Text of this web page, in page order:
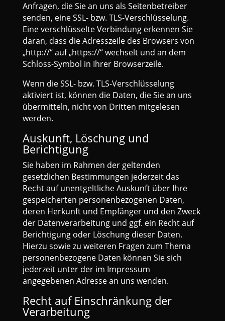
Anfragen, die Sie an uns als Seitenbetreiber
senden, eine SSL- bzw. TLS-Verschlüsselung.
Eine verschlüsselte Verbindung erkennen Sie
daran, dass die Adresszeile des Browsers von
„http://“ auf „https://“ wechselt und an dem
Schloss-Symbol in Ihrer Browserzeile.
Wenn die SSL- bzw. TLS-Verschlüsselung
aktiviert ist, können die Daten, die Sie an uns
übermitteln, nicht von Dritten mitgelesen
werden.
Auskunft, Löschung und
Berichtigung
Sie haben im Rahmen der geltenden
gesetzlichen Bestimmungen jederzeit das
Recht auf unentgeltliche Auskunft über Ihre
gespeicherten personenbezogenen Daten,
deren Herkunft und Empfänger und den Zweck
der Datenverarbeitung und ggf. ein Recht auf
Berichtigung oder Löschung dieser Daten.
Hierzu sowie zu weiteren Fragen zum Thema
personenbezogene Daten können Sie sich
jederzeit unter der im Impressum
angegebenen Adresse an uns wenden.
Recht auf Einschränkung der
Verarbeitung